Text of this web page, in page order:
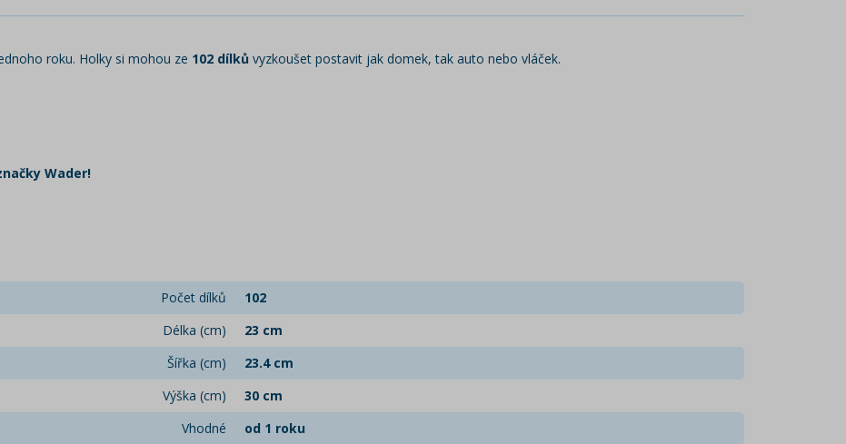
roku. Holky si mohou ze 102 dílků vyzkoušet postavit jak domek, tak auto nebo vláček.
Wader!
Počet dílků
102
Délka (cm)
23 cm
Šířka (cm)
23.4 cm
Výška (cm)
30 cm
Vhodné
od 1 roku